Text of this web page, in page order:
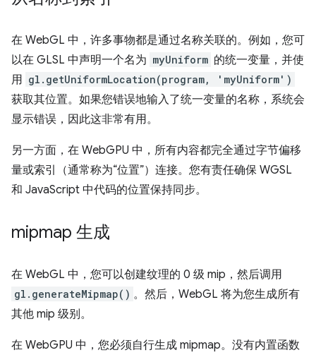
在 WebGL 中，许多事物都是通过名称关联的。例如，您可
以在 GLSL 中声明一个名为 myUniform 的统一变量，并使
用 gl.getUniformLocation(program, 'myUniform')
获取其位置。如果您错误地输入了统一变量的名称，系统会
显示错误，因此这非常有用。
另一方面，在 WebGPU 中，所有内容都完全通过字节偏移
量或索引（通常称为“位置”）连接。 您有责任确保 WGSL
和 JavaScript 中代码的位置保持同步。
mipmap 生成
在 WebGL 中，您可以创建纹理的 0 级 mip，然后调用
gl.generateMipmap() 。然后，WebGL 将为您生成所有
其他 mip 级别。
在 WebGPU 中，您必须自行生成 mipmap。没有内置函数